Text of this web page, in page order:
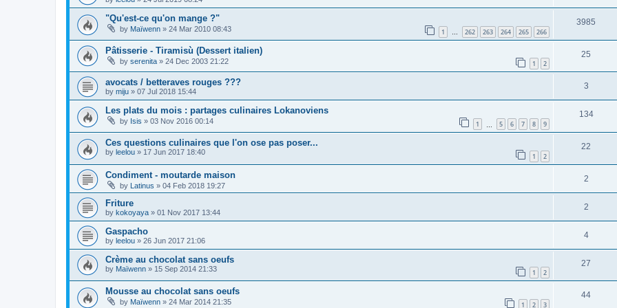
"Qu'est-ce qu'on mange ?"
by Maïwenn » 24 Mar 2010 08:43 1 … 262 263 264 265 266
3985
Pâtisserie - Tiramisù (Dessert italien)
by serenita » 24 Dec 2003 21:22 1 2
25
avocats / betteraves rouges ???
by miju » 07 Jul 2018 15:44
3
Les plats du mois : partages culinaires Lokanoviens
by Isis » 03 Nov 2016 00:14 1 5 6 7 8 9
134
Ces questions culinaires que l'on ose pas poser...
by leelou » 17 Jun 2017 18:40 1 2
22
Condiment - moutarde maison
by Latinus » 04 Feb 2018 19:27
2
Friture
by kokoyaya » 01 Nov 2017 13:44
2
Gaspacho
by leelou » 26 Jun 2017 21:06
4
Crème au chocolat sans oeufs
by Maïwenn » 15 Sep 2014 21:33 1 2
27
Mousse au chocolat sans oeufs
by Maïwenn » 24 Mar 2014 21:35 1 2 3
44